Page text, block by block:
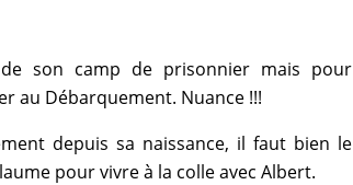
son camp de prisonnier mais pour
au Débarquement. Nuance !!!
depuis sa naissance, il faut bien le
pour vivre à la colle avec Albert.